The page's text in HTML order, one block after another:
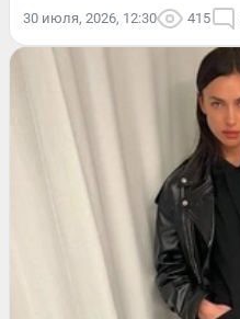
30 июля, 2026, 12:30 415